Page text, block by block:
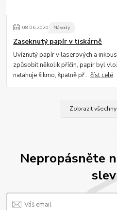
08.06.2020 Návody
Zaseknutý papír v tiskárně
Uvíznutý papír v laserových a
způsobit několik příčin, papír byl
natahuje šikmo, špatně př...číst celé
Zobrazit
Nepropásněte